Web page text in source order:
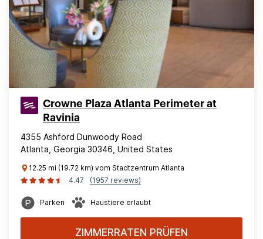
Crowne Plaza Atlanta Perimeter at
Ravinia
4355 Ashford Dunwoody Road
Atlanta, Georgia 30346, United States
12.25 mi (19.72 km) vom Stadtzentrum Atlanta
4.47
(1957 reviews)
Parken Haustiere erlaubt
ZIMMERRATEN PRÜFEN